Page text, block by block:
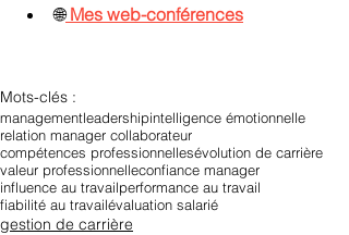
🌐 Mes web-conférences
Mots-clés :
managementleadershipintelligence émotionnelle
relation manager collaborateur
compétences professionnellesévolution de carrière
valeur professionnelleconfiance manager
influence au travailperformance au travail
fiabilité au travailévaluation salarié
gestion de carrière